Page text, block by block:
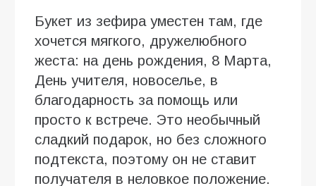
Букет из зефира уместен там, где
хочется мягкого, дружелюбного
жеста: на день рождения, 8 Марта,
День учителя, новоселье, в
благодарность за помощь или
просто к встрече. Это необычный
сладкий подарок, но без сложного
подтекста, поэтому он не ставит
получателя в неловкое положение.